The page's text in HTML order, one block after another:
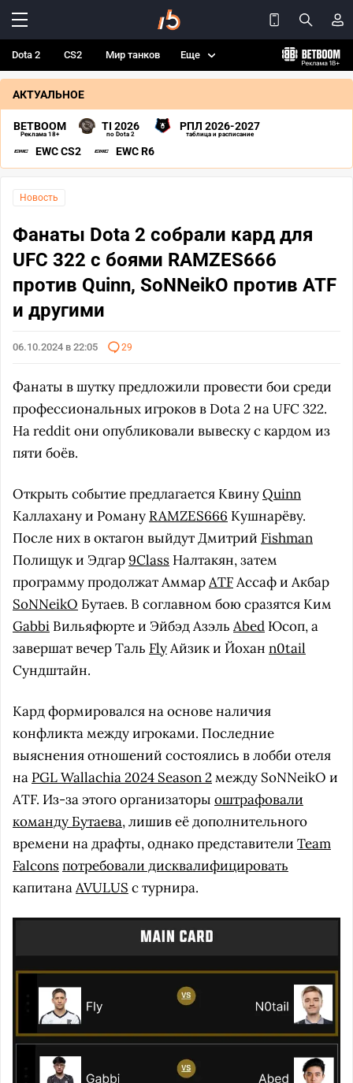
Dota 2 CS2 Мир танков Еще
АКТУАЛЬНОЕ
BETBOOM
Реклама 18+
TI 2026
по Dota 2
РПЛ 2026-2027
таблица и расписание
EWC CS2 EWC R6
Новость
Фанаты Dota 2 собрали кард для
UFC 322 с боями RAMZES666
против Quinn, SoNNeikO против ATF
и другими
06.10.2024 в 22:05 29
Фанаты в шутку предложили провести бои среди
профессиональных игроков в Dota 2 на UFC 322.
На reddit они опубликовали вывеску с кардом из
пяти боёв.
Открыть событие предлагается КвинуQuinn
Каллахану и Роману RAMZES666 Кушнарёву.
После них в октагон выйдут Дмитрий Fishman
Полищук и Эдгар9Class Налтакян, затем
программу продолжат АммарATFАссаф и Акбар
SoNNeikO Бутаев. В соглавном бою сразятся Ким
Gabbi Вильяфюрте и Эйбэд Азэль Abed Юсоп, а
завершат вечер Таль FlyАйзик и Йохан n0tail
Сундштайн.
Кард формировался на основе наличия
конфликта между игроками. Последние
выяснения отношений состоялись в лобби отеля
на PGL Wallachia 2024 Season 2между SoNNeikO и
ATF. Из-за этого организаторы оштрафовали
команду Бутаева, лишив её дополнительного
времени на драфты, однако представители Team
Falconsпотребовали дисквалифицировать
капитанаAVULUS c турнира.